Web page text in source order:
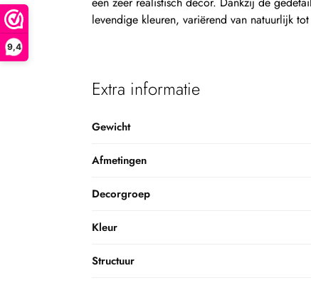
9,4
levendige kleuren, variërend van natuurlijk
Extra informatie
Gewicht
Afmetingen
Decorgroep
Kleur
Structuur